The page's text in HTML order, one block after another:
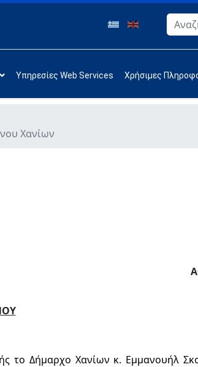
Υπηρεσίες Web Services Χρήσιμες
Χανίων
το Δήμαρχο Χανίων κ. Εμμανουήλ